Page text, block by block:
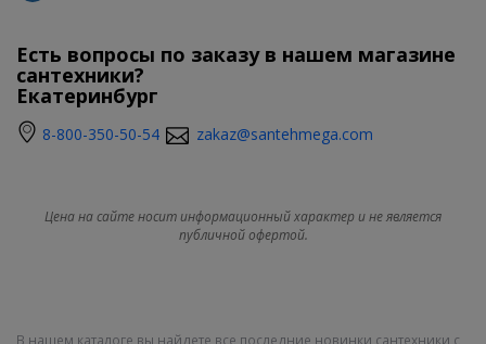
Есть вопросы по заказу в нашем магазине
сантехники?
Екатеринбург
8-800-350-50-54 zakaz@santehmega.com
Цена на сайте носит информационный характер и не является
публичной офертой.
В нашем каталоге вы найдете все последние новинки сантехники с